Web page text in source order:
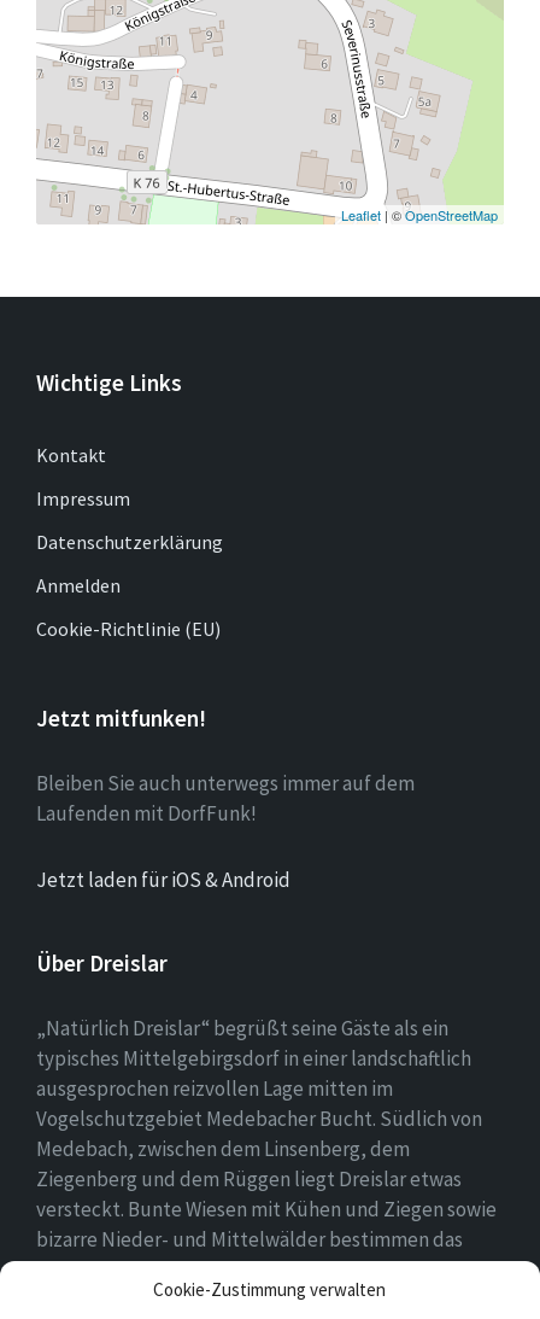
Cookie-Zustimmung verwalten
Leaflet | ©OpenStreetMap
Wichtige Links
Kontakt
Impressum
Datenschutzerklärung
Anmelden
Cookie-Richtlinie (EU)
Jetzt mitfunken!
Bleiben Sie auch unterwegs immer auf dem
Laufenden mit DorfFunk!
Jetzt laden für iOS & Android
Über Dreislar
„Natürlich Dreislar“ begrüßt seine Gäste als ein
typisches Mittelgebirgsdorf in einer landschaftlich
ausgesprochen reizvollen Lage mitten im
Vogelschutzgebiet Medebacher Bucht. Südlich von
Medebach, zwischen dem Linsenberg, dem
Ziegenberg und dem Rüggen liegt Dreislar etwas
versteckt. Bunte Wiesen mit Kühen und Ziegen sowie
bizarre Nieder- und Mittelwälder bestimmen das
Ortsbild, das durch eine lebendige Landwirtschaft